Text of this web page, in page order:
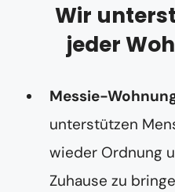
Wir
jeder
Messie-
unterstützen
wieder Ordnung
Zuhause zu